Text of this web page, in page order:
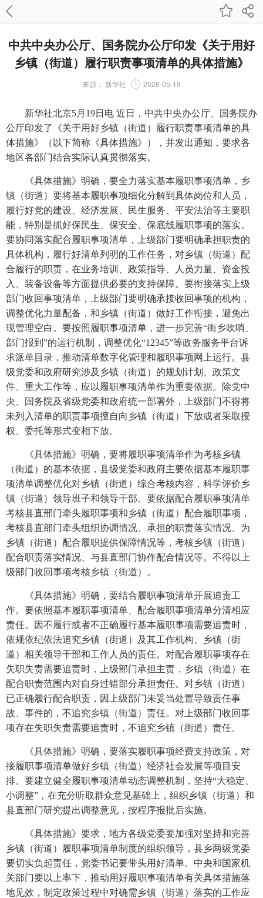
中共中央办公厅、国务院办公厅印发《关于用好
乡镇（街道）履行职责事项清单的具体措施》
来源： 新华社 2026-05-19
新华社北京5月19日电 近日，中共中央办公厅、国务院办
公厅印发了《关于用好乡镇（街道）履行职责事项清单的具
体措施》（以下简称《具体措施》），并发出通知，要求各
地区各部门结合实际认真贯彻落实。
《具体措施》明确，要全力落实基本履职事项清单，乡
镇（街道）要将基本履职事项细化分解到具体岗位和人员，
履行好党的建设、经济发展、民生服务、平安法治等主要职
能，特别是抓好保民生、保安全、保底线履职事项的落实。
要协同落实配合履职事项清单，上级部门要明确承担职责的
具体机构，履行好清单列明的工作任务，对乡镇（街道）配
合履行的职责，在业务培训、政策指导、人员力量、资金投
入、装备设备等方面提供必要的支持保障。要衔接落实上级
部门收回事项清单，上级部门要明确承接收回事项的机构，
调整优化力量配备，和乡镇（街道）做好工作衔接，避免出
现管理空白。要按照履职事项清单，进一步完善“街乡吹哨、
部门报到”的运行机制，调整优化“12345”等政务服务平台诉
求派单目录，推动清单数字化管理和履职事项网上运行。县
级党委和政府研究涉及乡镇（街道）的规划计划、政策文
件、重大工作等，应以履职事项清单作为重要依据。除党中
央、国务院及省级党委和政府统一部署外，上级部门不得将
未列入清单的职责事项擅自向乡镇（街道）下放或者采取授
权、委托等形式变相下放。
《具体措施》明确，要将履职事项清单作为考核乡镇
（街道）的基本依据，县级党委和政府主要依据基本履职事
项清单调整优化对乡镇（街道）综合考核内容，科学评价乡
镇（街道）领导班子和领导干部。要依据配合履职事项清单
考核县直部门牵头履职事项和乡镇（街道）配合履职事项，
考核县直部门牵头组织协调情况、承担的职责落实情况、为
乡镇（街道）配合履职提供保障情况等，考核乡镇（街道）
配合职责落实情况、与县直部门协作配合情况等。不得以上
级部门收回事项考核乡镇（街道）。
《具体措施》明确，要结合履职事项清单开展追责工
作。要依照基本履职事项清单、配合履职事项清单分清相应
责任。因不履行或者不正确履行基本履职事项需要追责时，
依规依纪依法追究乡镇（街道）及其工作机构、乡镇（街
道）相关领导干部和工作人员的责任。对配合履职事项存在
失职失责需要追责时，上级部门承担主责，乡镇（街道）在
配合职责范围内对自身过错部分承担责任。对乡镇（街道）
已正确履行配合职责，因上级部门未妥当处置导致责任事
故、事件的，不追究乡镇（街道）责任。对上级部门收回事
项存在失职失责需要追责时，不追究乡镇（街道）责任。
《具体措施》明确，要落实履职事项经费支持政策，对
接履职事项清单做好乡镇（街道）经济社会发展等项目安
排。要建立健全履职事项清单动态调整机制，坚持“大稳定、
小调整”，在充分听取群众意见基础上，组织乡镇（街道）和
县直部门研究提出调整意见，按程序报批后实施。
《具体措施》要求，地方各级党委要加强对坚持和完善
乡镇（街道）履职事项清单制度的组织领导，县乡两级党委
要切实负起责任，党委书记要带头用好清单。中央和国家机
关部门要以上率下，推动用好履职事项清单有关具体措施落
地见效，制定政策过程中对确需乡镇（街道）落实的工作应